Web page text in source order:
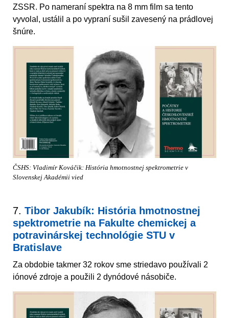
ZSSR. Po nameraní spektra na 8 mm film sa tento
vyvolal, ustálil a po vypraní sušil zavesený na prádlovej
šnúre.
ČSHS: Vladimír Kováčik: História hmotnostnej spektrometrie v
Slovenskej Akadémii vied
7. Tibor Jakubík: História hmotnostnej
spektrometrie na Fakulte chemickej a
potravinárskej technológie STU v
Bratislave
Za obdobie takmer 32 rokov sme striedavo používali 2
iónové zdroje a použili 2 dynódové násobiče.